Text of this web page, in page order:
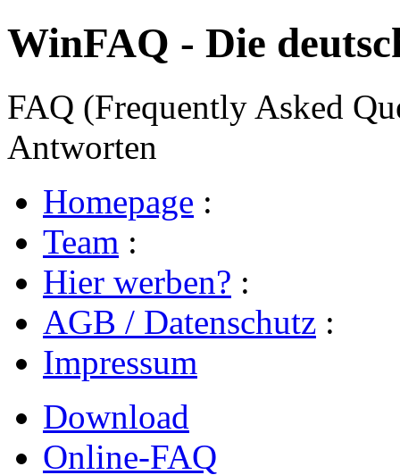
WinFAQ - Die
FAQ (Frequently Asked
Antworten
Homepage :
Team :
Hier werben? :
AGB / Datenschutz :
Impressum
Download
Online-FAQ